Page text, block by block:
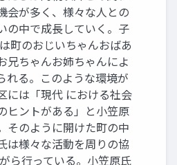
会が多く、様々な人との
の中で成長していく。子
町のおじいちゃんおばあ
兄ちゃんお姉ちゃんによ
れる。このような環境が
には「現代 における社会
ヒントがある」と小笠原
そのように開けた町の中
は様々な活動を周りの協
ら行っている。小笠原氏